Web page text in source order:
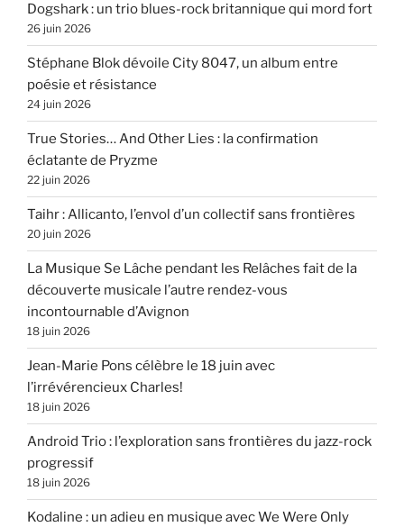
Dogshark : un trio blues-rock britannique qui mord fort
26 juin 2026
Stéphane Blok dévoile City 8047, un album entre
poésie et résistance
24 juin 2026
True Stories… And Other Lies : la confirmation
éclatante de Pryzme
22 juin 2026
Taihr : Allicanto, l’envol d’un collectif sans frontières
20 juin 2026
La Musique Se Lâche pendant les Relâches fait de la
découverte musicale l’autre rendez-vous
incontournable d’Avignon
18 juin 2026
Jean-Marie Pons célèbre le 18 juin avec
l’irrévérencieux Charles!
18 juin 2026
Android Trio : l’exploration sans frontières du jazz-rock
progressif
18 juin 2026
Kodaline : un adieu en musique avec We Were Only